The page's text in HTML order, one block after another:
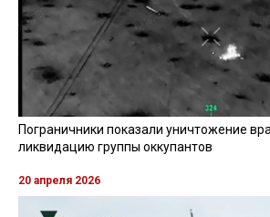
Пограничники показали уничтожение
ликвидацию группы оккупантов
20 апреля 2026